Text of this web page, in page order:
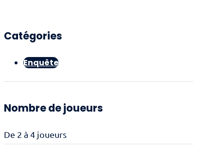
Catégories
Enquête
Nombre de joueurs
De 2 à 4 joueurs